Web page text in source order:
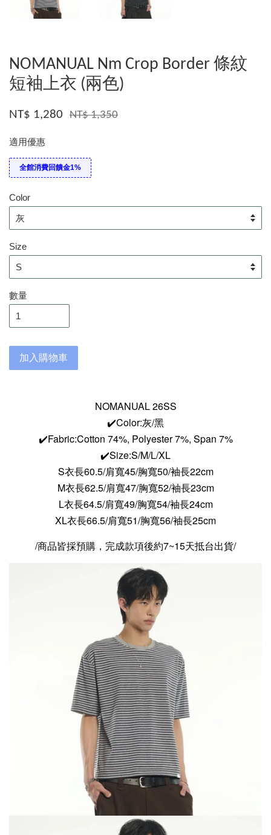
NOMANUAL Nm Crop Border 條紋
短袖上衣 (兩色)
NT$ 1,280 NT$ 1,350
適用優惠
全館消費回饋金1%
Color
Size
數量
加入購物車
NOMANUAL 26SS
✔️Color:灰/黑
✔️Fabric:Cotton 74%, Polyester 7%, Span 7%
✔️Size:S/M/L/XL
S衣長60.5/肩寬45/胸寬50/袖長22cm
M衣長62.5/肩寬47/胸寬52/袖長23cm
L衣長64.5/肩寬49/胸寬54/袖長24cm
XL衣長66.5/肩寬51/胸寬56/袖長25cm
/商品皆採預購，完成款項後約7~15天抵台出貨/